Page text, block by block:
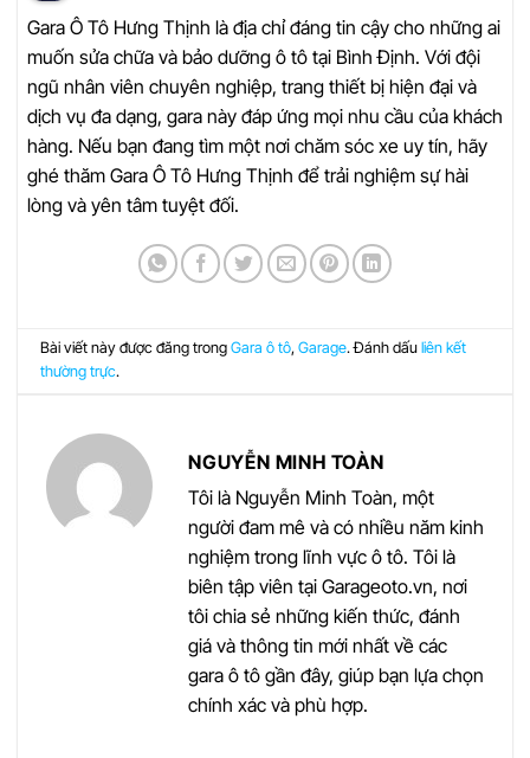
Gara Ô Tô Hưng Thịnh là địa chỉ đáng tin cậy cho những ai
muốn sửa chữa và bảo dưỡng ô tô tại Bình Định. Với đội
ngũ nhân viên chuyên nghiệp, trang thiết bị hiện đại và
dịch vụ đa dạng, gara này đáp ứng mọi nhu cầu của khách
hàng. Nếu bạn đang tìm một nơi chăm sóc xe uy tín, hãy
ghé thăm Gara Ô Tô Hưng Thịnh để trải nghiệm sự hài
lòng và yên tâm tuyệt đối.
Bài viết này được đăng trongGara ô tô,Garage. Đánh dấuliên kết
thường trực.
NGUYỄN MINH TOÀN
Tôi là Nguyễn Minh Toàn, một
người đam mê và có nhiều năm kinh
nghiệm trong lĩnh vực ô tô. Tôi là
biên tập viên tại Garageoto.vn, nơi
tôi chia sẻ những kiến thức, đánh
giá và thông tin mới nhất về các
gara ô tô gần đây, giúp bạn lựa chọn
chính xác và phù hợp.